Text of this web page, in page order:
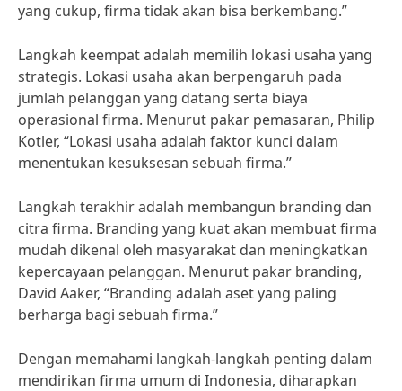
yang cukup, firma tidak akan bisa berkembang.”
Langkah keempat adalah memilih lokasi usaha yang
strategis. Lokasi usaha akan berpengaruh pada
jumlah pelanggan yang datang serta biaya
operasional firma. Menurut pakar pemasaran, Philip
Kotler, “Lokasi usaha adalah faktor kunci dalam
menentukan kesuksesan sebuah firma.”
Langkah terakhir adalah membangun branding dan
citra firma. Branding yang kuat akan membuat firma
mudah dikenal oleh masyarakat dan meningkatkan
kepercayaan pelanggan. Menurut pakar branding,
David Aaker, “Branding adalah aset yang paling
berharga bagi sebuah firma.”
Dengan memahami langkah-langkah penting dalam
mendirikan firma umum di Indonesia, diharapkan